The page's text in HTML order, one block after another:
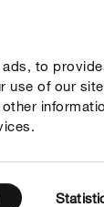
to
use of our